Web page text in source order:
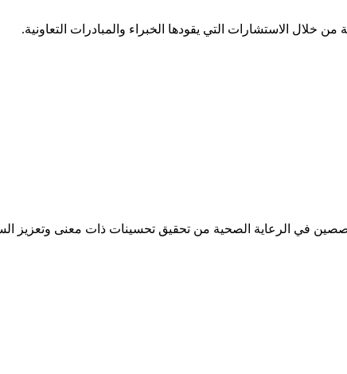
خلال الاستشارات التي يقودها الخبراء والمبادرات التعاونية.
في الرعاية الصحية من تحقيق تحسينات ذات معنى وتعزيز